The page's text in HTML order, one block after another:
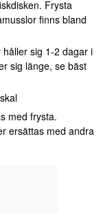
Frysta
finns bland
håller sig 1-2 dagar i
sig länge, se bäst
med frysta.
ersättas med andra